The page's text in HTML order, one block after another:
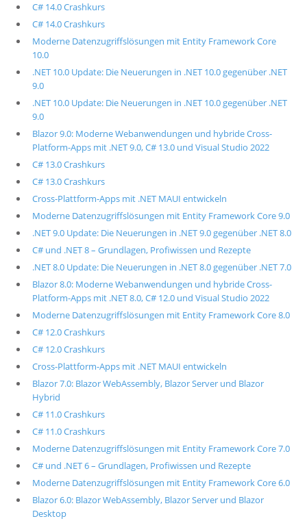
C# 14.0 Crashkurs
C# 14.0 Crashkurs
Moderne Datenzugriffslösungen mit Entity Framework Core
10.0
.NET 10.0 Update: Die Neuerungen in .NET 10.0 gegenüber .NET
9.0
.NET 10.0 Update: Die Neuerungen in .NET 10.0 gegenüber .NET
9.0
Blazor 9.0: Moderne Webanwendungen und hybride Cross-
Platform-Apps mit .NET 9.0, C# 13.0 und Visual Studio 2022
C# 13.0 Crashkurs
C# 13.0 Crashkurs
Cross-Plattform-Apps mit .NET MAUI entwickeln
Moderne Datenzugriffslösungen mit Entity Framework Core 9.0
.NET 9.0 Update: Die Neuerungen in .NET 9.0 gegenüber .NET 8.0
C# und .NET 8 – Grundlagen, Profiwissen und Rezepte
.NET 8.0 Update: Die Neuerungen in .NET 8.0 gegenüber .NET 7.0
Blazor 8.0: Moderne Webanwendungen und hybride Cross-
Platform-Apps mit .NET 8.0, C# 12.0 und Visual Studio 2022
Moderne Datenzugriffslösungen mit Entity Framework Core 8.0
C# 12.0 Crashkurs
C# 12.0 Crashkurs
Cross-Plattform-Apps mit .NET MAUI entwickeln
Blazor 7.0: Blazor WebAssembly, Blazor Server und Blazor
Hybrid
C# 11.0 Crashkurs
C# 11.0 Crashkurs
Moderne Datenzugriffslösungen mit Entity Framework Core 7.0
C# und .NET 6 – Grundlagen, Profiwissen und Rezepte
Moderne Datenzugriffslösungen mit Entity Framework Core 6.0
Blazor 6.0: Blazor WebAssembly, Blazor Server und Blazor
Desktop